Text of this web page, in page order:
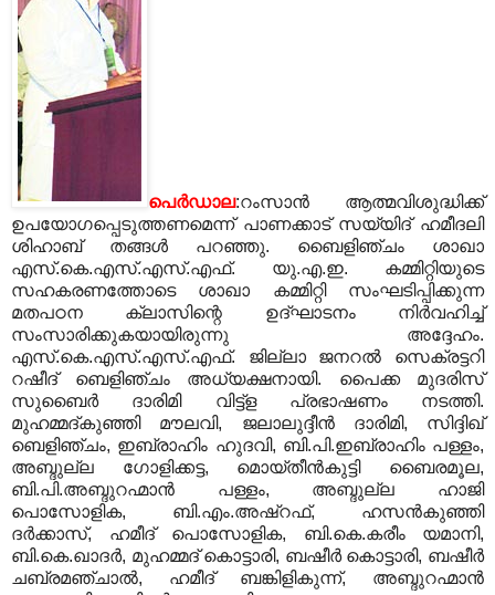
പെര്‍ഡാല:റംസാന്‍ ആത്മവിശുദ്ധിക്ക്
ഉപയോഗപ്പെടുത്തണമെന്ന് പാണക്കാട് സയ്യിദ് ഹമീദലി
ശിഹാബ് തങ്ങള്‍ പറഞ്ഞു. ബൈളിഞ്ചം ശാഖാ
എസ്.കെ.എസ്.എസ്.എഫ്. യു.എ.ഇ. കമ്മിറ്റിയുടെ
സഹകരണത്തോടെ ശാഖാ കമ്മിറ്റി സംഘടിപ്പിക്കുന്ന
മതപഠന ക്ലാസിന്റെ ഉദ്ഘാടനം നിര്‍വഹിച്ച്
സംസാരിക്കുകയായിരുന്നു അദ്ദേഹം.
എസ്.കെ.എസ്.എസ്.എഫ്. ജില്ലാ ജനറല്‍ സെക്രട്ടറി
റഷീദ് ബെളിഞ്ചം അധ്യക്ഷനായി. പൈക്ക മുദരിസ്
സുബൈര്‍ ദാരിമി വിട്ട്‌ള പ്രഭാഷണം നടത്തി.
മുഹമ്മദ്കുഞ്ഞി മൗലവി, ജലാലുദ്ദീന്‍ ദാരിമി, സിദ്ദിഖ്
ബെളിഞ്ചം, ഇബ്രാഹിം ഹുദവി, ബി.പി.ഇബ്രാഹിം പള്ളം,
അബ്ദുല്ല ഗോളിക്കട്ട, മൊയ്തീന്‍കുട്ടി ബൈരമൂല,
ബി.പി.അബ്ദുറഹ്മാന്‍ പള്ളം, അബ്ദുല്ല ഹാജി
പൊസോളിക, ബി.എം.അഷ്‌റഫ്, ഹസന്‍കുഞ്ഞി
ദര്‍ക്കാസ്, ഹമീദ് പൊസോളിക, ബി.കെ.കരീം യമാനി,
ബി.കെ.ഖാദര്‍, മുഹമ്മദ് കൊട്ടാരി, ബഷീര്‍ കൊട്ടാരി, ബഷീര്‍
ചബ്രമഞ്ചാല്‍, ഹമീദ് ബങ്കിളികുന്ന്, അബ്ദുറഹ്മാന്‍